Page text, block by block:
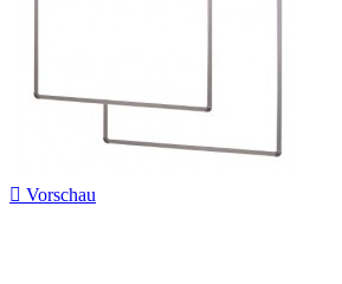
 Vorschau